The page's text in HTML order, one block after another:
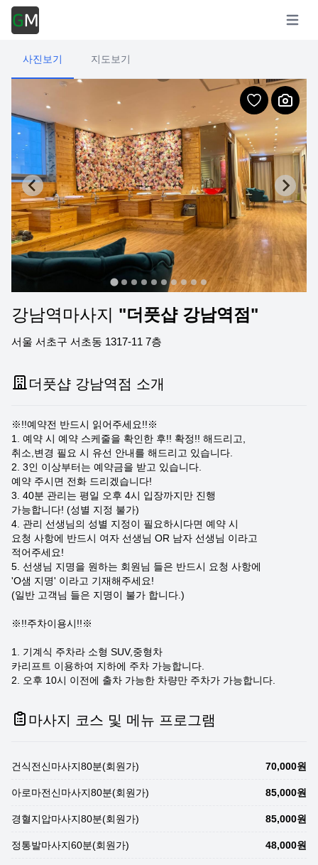
Open
사진보기 지도보기
강남역마사지 "더풋샵 강남역점"
서울 서초구 서초동 1317-11 7층
더풋샵 강남역점 소개
※!!예약전 반드시 읽어주세요!!※
1. 예약 시 예약 스케줄을 확인한 후!! 확정!! 해드리고,
취소,변경 필요 시 유선 안내를 해드리고 있습니다.
2. 3인 이상부터는 예약금을 받고 있습니다.
예약 주시면 전화 드리겠습니다!
3. 40분 관리는 평일 오후 4시 입장까지만 진행
가능합니다! (성별 지정 불가)
4. 관리 선생님의 성별 지정이 필요하시다면 예약 시
요청 사항에 반드시 여자 선생님 OR 남자 선생님 이라고
적어주세요!
5. 선생님 지명을 원하는 회원님 들은 반드시 요청 사항에
'O샘 지명' 이라고 기재해주세요!
(일반 고객님 들은 지명이 불가 합니다.)
※!!주차이용시!!※
1. 기계식 주차라 소형 SUV,중형차
카리프트 이용하여 지하에 주차 가능합니다.
2. 오후 10시 이전에 출차 가능한 차량만 주차가 가능합니다.
마사지 코스 및 메뉴 프로그램
건식전신마사지80분(회원가) 70,000원
아로마전신마사지80분(회원가) 85,000원
경혈지압마사지80분(회원가) 85,000원
정통발마사지60분(회원가) 48,000원